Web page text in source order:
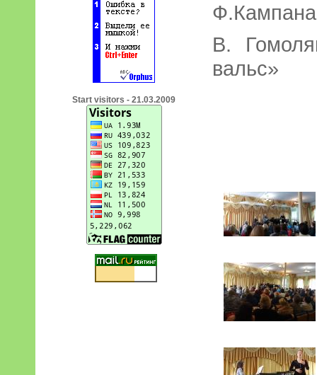
Start visitors - 21.03.2009
В.
вальс»